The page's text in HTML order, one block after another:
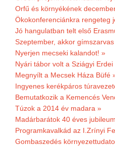
Orfű és környékének
Ökokonferenciánkra rengeteg
Jó hangulatban telt első
Szeptember, akkor
Nyerjen mecseki kalandot! »
Nyári tábor volt a Sziágyi
Megnyílt a Mecsek Háza Büfé
Ingyenes kerékpáros
Bemutatkozik a Kemencés
Túzok a 2014 év madara »
Madárbarátok 40 éves
Programkavalkád az I.Zrínyi
Gombaszedés